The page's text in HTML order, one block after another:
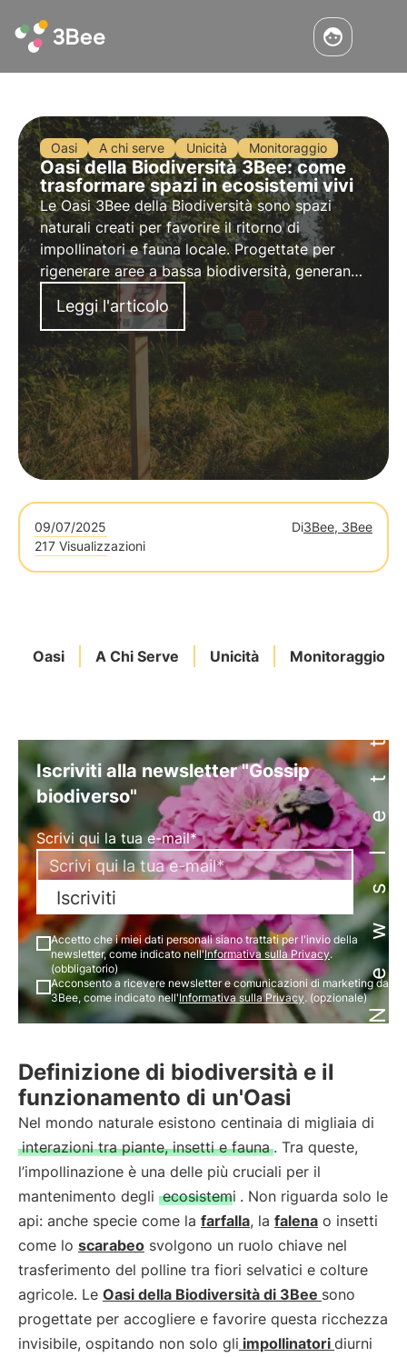
Oasi A chi serve Unicità Monitoraggio
Oasi della Biodiversità 3Bee: come
trasformare spazi in ecosistemi vivi
Le Oasi 3Bee della Biodiversità sono spazi
naturali creati per favorire il ritorno di
impollinatori e fauna locale. Progettate per
rigenerare aree a bassa biodiversità, generano
valore ambientale misurabile e forniscono dati
scientifici utili anche per obiettivi ESG.
Leggi l'articolo
09/07/2025 Di3Bee, 3Bee
217 Visualizzazioni
Oasi A Chi Serve Unicità Monitoraggio
Newsletter
Iscriviti alla newsletter "Gossip
biodiverso"
Scrivi qui la tua e-mail*
Iscriviti
Accetto che i miei dati personali siano trattati per l'invio della
newsletter, come indicato nell'Informativa sulla Privacy.
(obbligatorio)
Acconsento a ricevere newsletter e comunicazioni di marketing da
3Bee, come indicato nell'Informativa sulla Privacy. (opzionale)
Definizione di biodiversità e il
funzionamento di un'Oasi
Nel mondo naturale esistono centinaia di migliaia di
interazioni tra piante, insetti e fauna . Tra queste,
l’impollinazione è una delle più cruciali per il
mantenimento degli ecosistemi . Non riguarda solo le
api: anche specie come la farfalla, la falena o insetti
come lo scarabeo svolgono un ruolo chiave nel
trasferimento del polline tra fiori selvatici e colture
agricole. Le Oasi della Biodiversità di 3Bee sono
progettate per accogliere e favorire questa ricchezza
invisibile, ospitando non solo gli impollinatori diurni